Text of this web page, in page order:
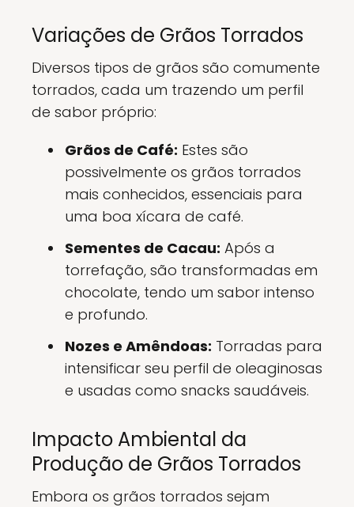
Variações de Grãos Torrados
Diversos tipos de grãos são comumente
torrados, cada um trazendo um perfil
de sabor próprio:
Grãos de Café: Estes são
possivelmente os grãos torrados
mais conhecidos, essenciais para
uma boa xícara de café.
Sementes de Cacau: Após a
torrefação, são transformadas em
chocolate, tendo um sabor intenso
e profundo.
Nozes e Amêndoas: Torradas para
intensificar seu perfil de oleaginosas
e usadas como snacks saudáveis.
Impacto Ambiental da
Produção de Grãos Torrados
Embora os grãos torrados sejam